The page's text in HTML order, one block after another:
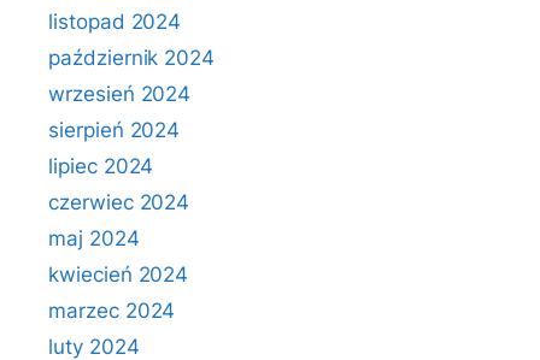
listopad 2024
październik 2024
wrzesień 2024
sierpień 2024
lipiec 2024
czerwiec 2024
maj 2024
kwiecień 2024
marzec 2024
luty 2024